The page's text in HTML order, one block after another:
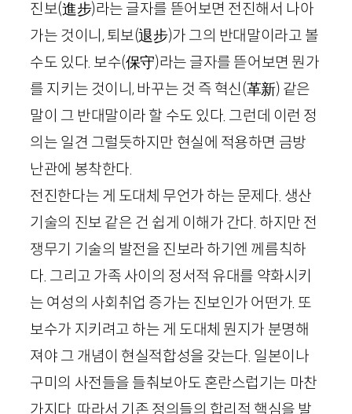
진보(進步)라는 글자를 뜯어보면 전진해서 나아
가는 것이니, 퇴보(退步)가 그의 반대말이라고 볼
수도 있다. 보수(保守)라는 글자를 뜯어보면 뭔가
를 지키는 것이니, 바꾸는 것 즉 혁신(革新) 같은
말이 그 반대말이라 할 수도 있다. 그런데 이런 정
의는 일견 그럴듯하지만 현실에 적용하면 금방
난관에 봉착한다.
전진한다는 게 도대체 무언가 하는 문제다. 생산
기술의 진보 같은 건 쉽게 이해가 간다. 하지만 전
쟁무기 기술의 발전을 진보라 하기엔 께름칙하
다. 그리고 가족 사이의 정서적 유대를 약화시키
는 여성의 사회취업 증가는 진보인가 어떤가. 또
보수가 지키려고 하는 게 도대체 뭔지가 분명해
져야 그 개념이 현실적합성을 갖는다. 일본이나
구미의 사전들을 들춰보아도 혼란스럽기는 마찬
가지다. 따라서 기존 정의들의 합리적 핵심을 발